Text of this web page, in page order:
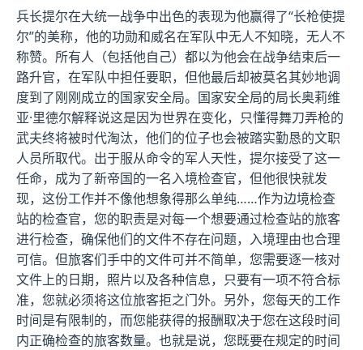
兵长提尔在大统一战争中出色的表现为他赢得了“长枪使提
尔”的美称，他的功勋和威名在军队中无人不知晓，无人不
称赞。所有人（包括他自己）都以为他会在战争结束后一
路升官，在军队中担任要职，但他最后却被莫名其妙地调
度到了刚刚成立的国家安全局。国家安全局的局长奥莉维
亚·里德尔解释说这是因为世界在变化，只懂得舞刀弄枪的
武夫终将被时代淘汰，他们的位子也会被踏实勤恳的文职
人员所取代。出于服从命令的军人天性，提尔接受了这一
任命，成为了新帝国的一名入境检查官，但他很快就发
现，这份工作并不像他想象得那么单纯……作为边境检查
站的检查官，您的职责是对每一个想要通过检查站的旅客
进行检查，确保他们的文件不存在问题，入境理由也合理
可信。但旅客们手中的文件可并不简单，您需要逐一核对
文件上的日期，照片以及各种信息，只要有一项不符合标
准，您就必须将这位旅客拒之门外。另外，您每天的工作
时间是有限制的，而您能获得的报酬取决于您在这段时间
内正确检查的旅客数量。也就是说，您既要在规定的时间